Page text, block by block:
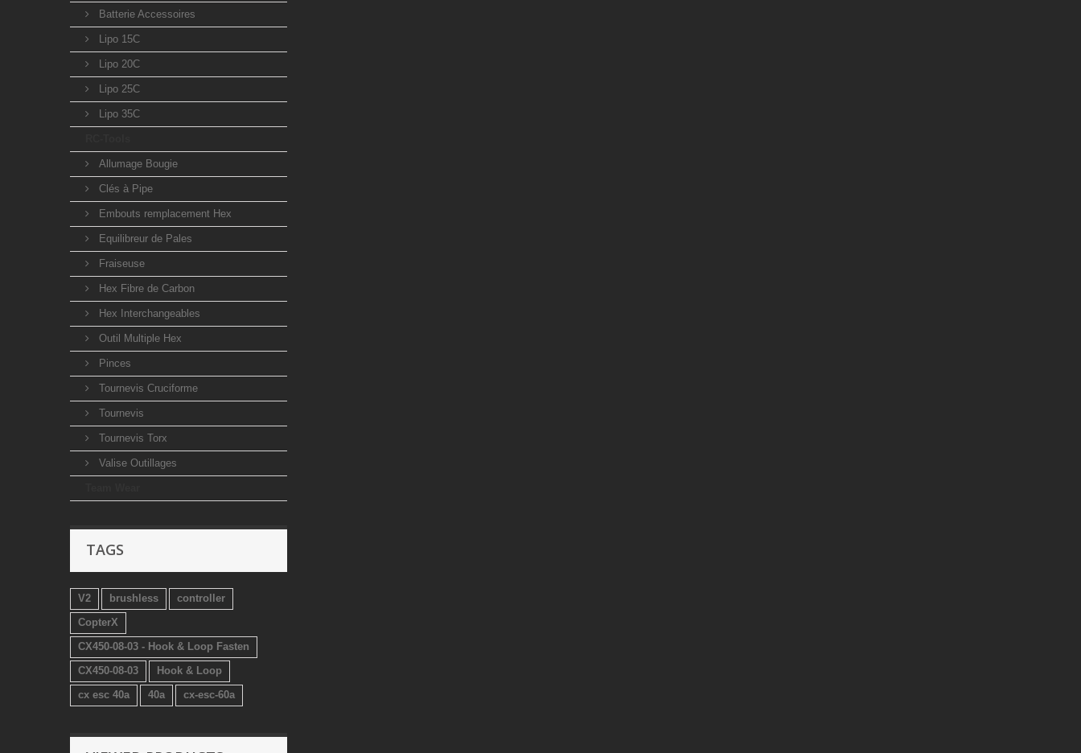
Batterie Accessoires
Lipo 15C
Lipo 20C
Lipo 25C
Lipo 35C
Allumage Bougie
Clés à Pipe
Embouts remplacement Hex
Equilibreur de Pales
Fraiseuse
Hex Fibre de Carbon
Hex Interchangeables
Outil Multiple Hex
Pinces
Tournevis Cruciforme
Tournevis
Tournevis Torx
Valise Outillages
TAGS
V2 brushless
controller
CopterX
CX450-08-03 - Hook & Loop Fasten
CX450-08-03
Hook & Loop
cx esc 40a
40a cx-esc-60a